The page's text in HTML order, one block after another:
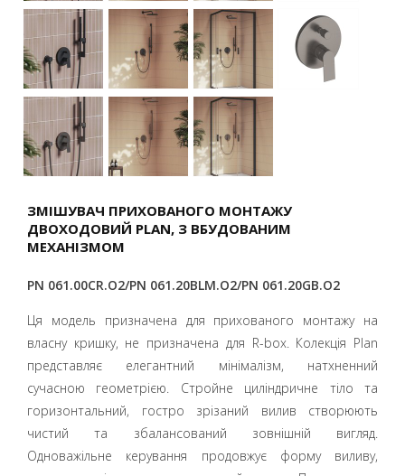
ЗМІШУВАЧ ПРИХОВАНОГО МОНТАЖУ
ДВОХОДОВИЙ PLAN, З ВБУДОВАНИМ
МЕХАНІЗМОМ
PN 061.00CR.O2/PN 061.20BLM.O2/PN 061.20GB.O2
Ця модель призначена для прихованого монтажу на
власну кришку, не призначена для R-box. Колекція Plan
представляє елегантний мінімалізм, натхненний
сучасною геометрією. Стройне циліндричне тіло та
горизонтальний, гостро зрізаний вилив створюють
чистий та збалансований зовнішній вигляд.
Одноважільне керування продовжує форму виливу,